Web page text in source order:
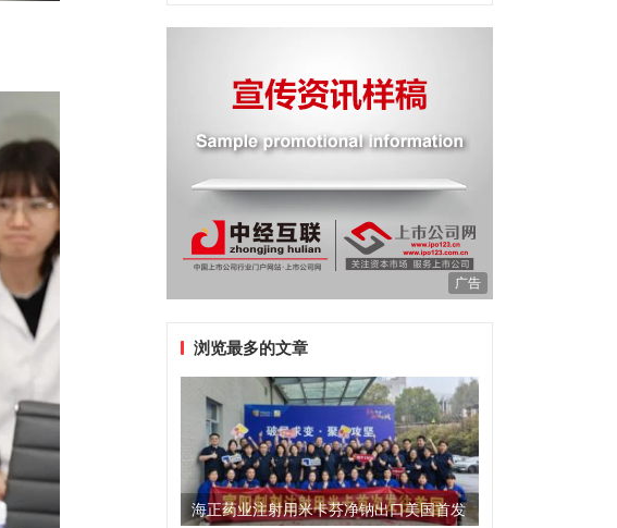
广告
浏览最多的文章
海正药业注射用米卡芬净钠出口美国首发